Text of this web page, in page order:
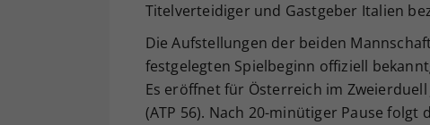
Titelverteidiger und Gastgeber Italien
Die Aufstellungen der beiden
festgelegten Spielbeginn offiziell
Es eröffnet für Österreich im
(ATP 56). Nach 20-minütiger Pause folgt